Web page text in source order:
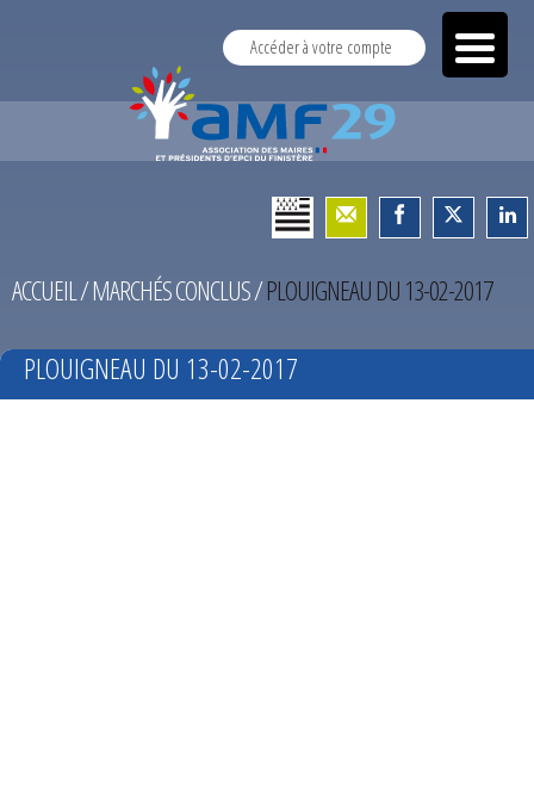
Accéder à votre compte
ACCUEIL/MARCHÉS CONCLUS/PLOUIGNEAU DU 13-02-2017
PLOUIGNEAU DU 13-02-2017